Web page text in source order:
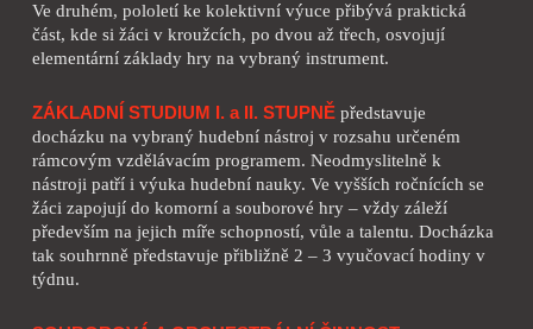
Ve druhém, pololetí ke kolektivní výuce přibývá praktická
část, kde si žáci v kroužcích, po dvou až třech, osvojují
elementární základy hry na vybraný instrument.
ZÁKLADNÍ STUDIUM I. a II. STUPNĚ představuje
docházku na vybraný hudební nástroj v rozsahu určeném
rámcovým vzdělávacím programem. Neodmyslitelně k
nástroji patří i výuka hudební nauky. Ve vyšších ročnících se
žáci zapojují do komorní a souborové hry – vždy záleží
především na jejich míře schopností, vůle a talentu. Docházka
tak souhrnně představuje přibližně 2 – 3 vyučovací hodiny v
týdnu.